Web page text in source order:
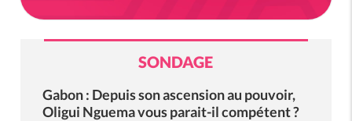
SONDAGE
Gabon : Depuis son ascension au pouvoir,
Oligui Nguema vous parait-il compétent ?